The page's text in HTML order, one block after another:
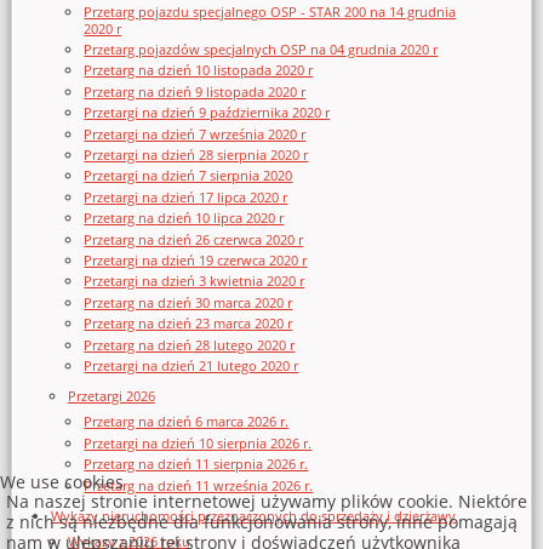
Przetarg pojazdu specjalnego OSP - STAR 200 na 14 grudnia
2020 r
Przetarg pojazdów specjalnych OSP na 04 grudnia 2020 r
Przetarg na dzień 10 listopada 2020 r
Przetarg na dzień 9 listopada 2020 r
Przetargi na dzień 9 października 2020 r
Przetargi na dzień 7 września 2020 r
Przetargi na dzień 28 sierpnia 2020 r
Przetargi na dzień 7 sierpnia 2020
Przetargi na dzień 17 lipca 2020 r
Przetarg na dzień 10 lipca 2020 r
Przetarg na dzień 26 czerwca 2020 r
Przetargi na dzień 19 czerwca 2020 r
Przetargi na dzień 3 kwietnia 2020 r
Przetarg na dzień 30 marca 2020 r
Przetarg na dzień 23 marca 2020 r
Przetarg na dzień 28 lutego 2020 r
Przetargi na dzień 21 lutego 2020 r
Przetargi 2026
Przetarg na dzień 6 marca 2026 r.
Przetargi na dzień 10 sierpnia 2026 r.
Przetarg na dzień 11 sierpnia 2026 r.
Przetarg na dzień 11 września 2026 r.
Wykazy nieruchomości przeznaczonych do sprzedaży i dzierżawy
Wykazy z 2026 roku
We use cookies
Na naszej stronie internetowej używamy plików cookie. Niektóre
z nich są niezbędne dla funkcjonowania strony, inne pomagają
nam w ulepszaniu tej strony i doświadczeń użytkownika